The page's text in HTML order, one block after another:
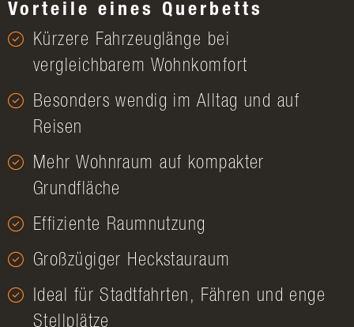
Vorteile eines Querbetts
Kürzere Fahrzeuglänge bei
vergleichbarem Wohnkomfort
Besonders wendig im Alltag und auf
Reisen
Mehr Wohnraum auf kompakter
Grundfläche
Effiziente Raumnutzung
Großzügiger Heckstauraum
Ideal für Stadtfahrten, Fähren und enge
Stellplätze